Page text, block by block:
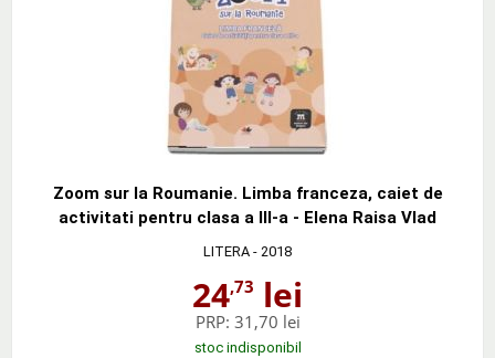
Zoom sur la Roumanie. Limba franceza, caiet de
activitati pentru clasa a III-a - Elena Raisa Vlad
LITERA - 2018
24,73 lei
PRP: 31,70 lei
stoc indisponibil